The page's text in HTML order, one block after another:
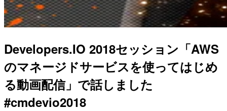
Developers.IO 2018セッション「AWS
のマネージドサービスを使ってはじめ
る動画配信」で話しました
#cmdevio2018